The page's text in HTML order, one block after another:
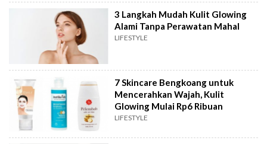
3 Langkah Mudah Kulit Glowing
Alami Tanpa Perawatan Mahal
LIFESTYLE
7 Skincare Bengkoang untuk
Mencerahkan Wajah, Kulit
Glowing Mulai Rp6 Ribuan
LIFESTYLE